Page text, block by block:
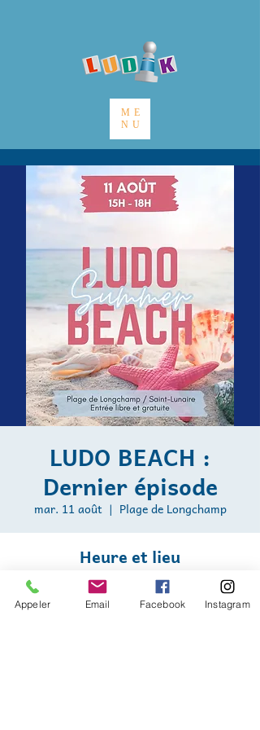
ME
NU
LUDO BEACH :
Dernier épisode
mar. 11 août
  |
Plage de Longchamp
Heure et lieu
11 août 2026, 15:00 – 18:00
Plage de Longchamp, Plage de Longchamp,
Appeler Email Facebook Instagram